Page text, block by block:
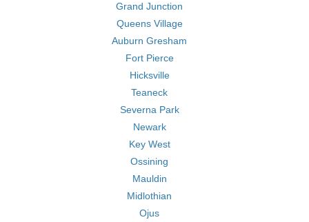
Grand Junction
Queens Village
Auburn Gresham
Fort Pierce
Hicksville
Teaneck
Severna Park
Newark
Key West
Ossining
Mauldin
Midlothian
Ojus